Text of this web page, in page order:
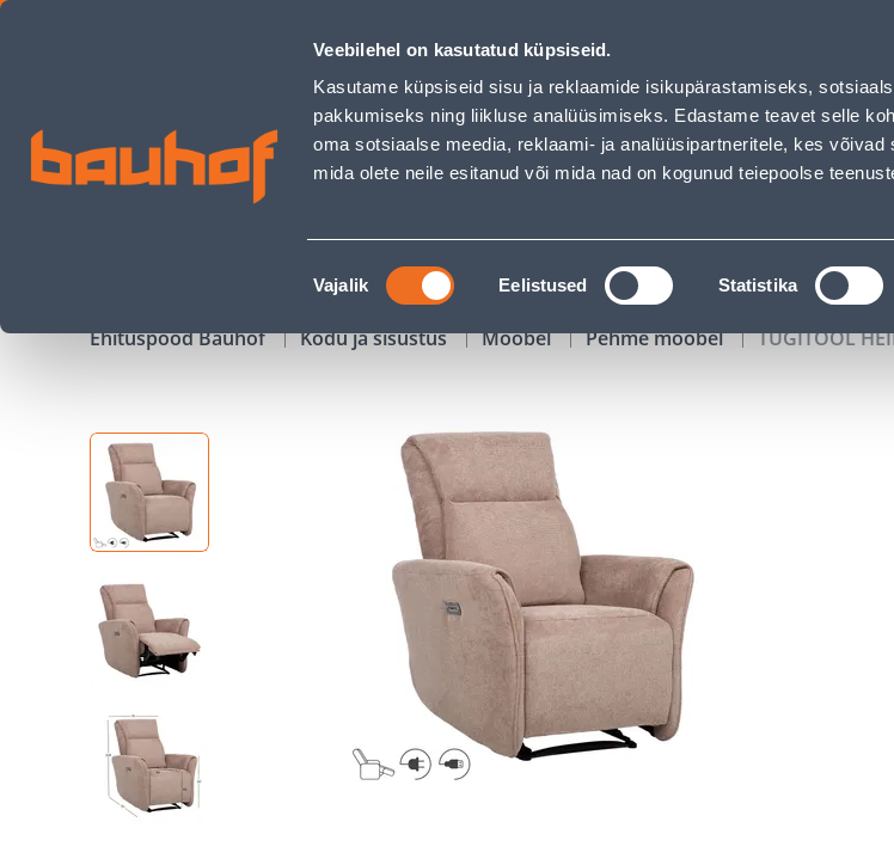
Veebilehel on kasutatud küpsiseid.
Kasutame küpsiseid sisu ja reklaamide isikupärastamiseks,
pakkumiseks ning liikluse analüüsimiseks. Edastame teavet selle
oma sotsiaalse meedia, reklaami- ja analüüsipartneritele, kes võivad
mida olete neile esitanud või mida nad on kogunud teiepoolse
Nõusoleku
valik
Vajalik Eelistused Statistika
TUGITOOL HEIDY ELEKTRILINE RECLINER, HELEPRUUN - Bauhof has loaded
Äriklienditeenindus Klienditeenindus Teenused Karjäärileht
OTSI
KAMPAANIAD KATALOOGID
Ehituspood Bauhof Kodu ja sisustus Mööbel Pehme mööbel TUGITOOL